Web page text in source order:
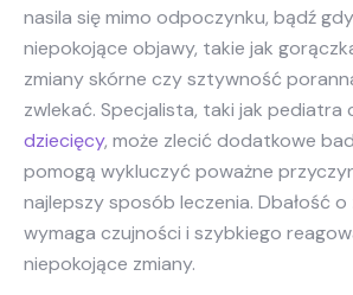
nasila się mimo odpoczynku, bądź
niepokojące objawy, takie jak
zmiany skórne czy sztywność
zwlekać. Specjalista, taki jak pediatra
dziecięcy, może zlecić dodatkowe
pomogą wykluczyć poważne
najlepszy sposób leczenia. Dbałość
wymaga czujności i szybkiego
niepokojące zmiany.